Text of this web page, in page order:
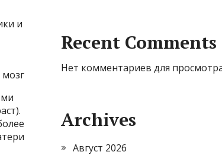
Recent Comments
Нет комментариев для
Archives
Август 2026